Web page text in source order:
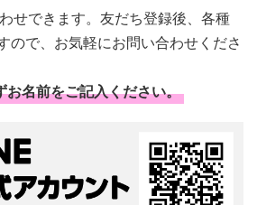
せできます。友だち登録後、各種
ので、お気軽にお問い合わせくださ
お名前をご記入ください。